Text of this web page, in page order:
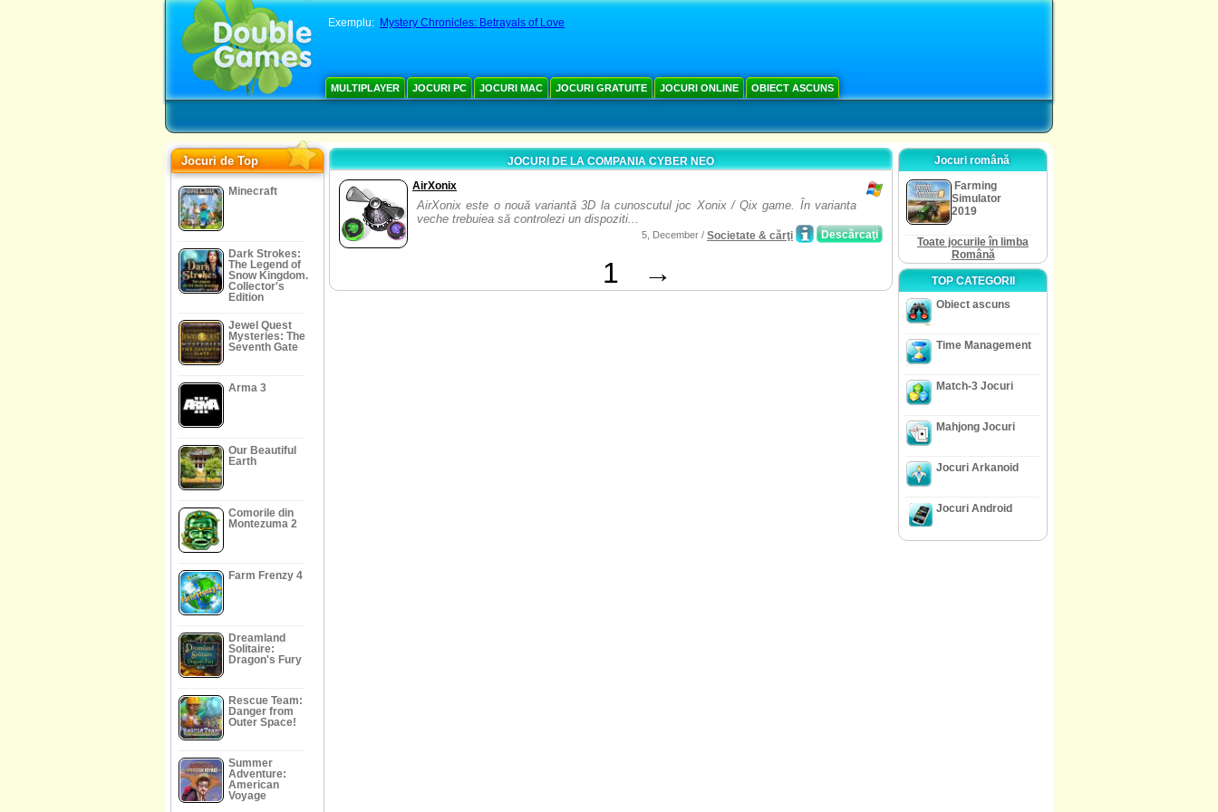
Exemplu: Mystery Chronicles: Betrayals of Love
MULTIPLAYER JOCURI PC JOCURI MAC JOCURI GRATUITE JOCURI ONLINE OBIECT ASCUNS
Jocuri de Top
Minecraft
Dark Strokes:
The Legend of
Snow Kingdom.
Collector's
Edition
Jewel Quest
Mysteries: The
Seventh Gate
Arma 3
Our Beautiful
Earth
Comorile din
Montezuma 2
Farm Frenzy 4
Dreamland
Solitaire:
Dragon's Fury
Rescue Team:
Danger from
Outer Space!
Summer
Adventure:
American
Voyage
JOCURI DE LA COMPANIA CYBER NEO
AirXonix
AirXonix este o nouă variantă 3D la cunoscutul joc Xonix / Qix game. În varianta
veche trebuiea să controlezi un dispoziti...
Descărcaţi
5, December / Societate & cărţi
1 →
Jocuri română
Farming
Simulator
2019
Toate jocurile în limba
Română
TOP CATEGORII
Obiect ascuns
Time Management
Match-3 Jocuri
Mahjong Jocuri
Jocuri Arkanoid
Jocuri Android